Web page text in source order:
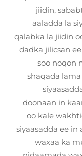
jiidin,
aaladda la
qalabka la jiidin
dadka jilicsan
soo noqon
shaqada
doonaan in
oo kale
siyaasadda ee in
waxaa ka